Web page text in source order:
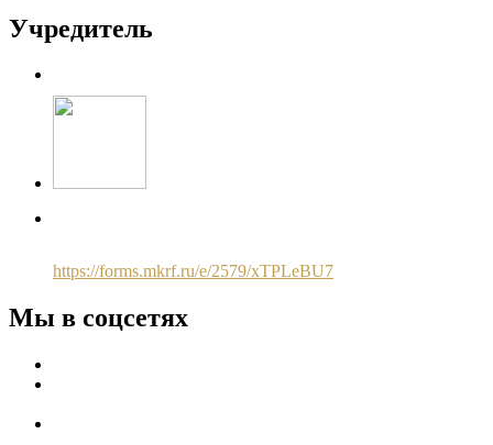
Учредитель
https://forms.mkrf.ru/e/2579/xTPLeBU7
Мы в соцсетях